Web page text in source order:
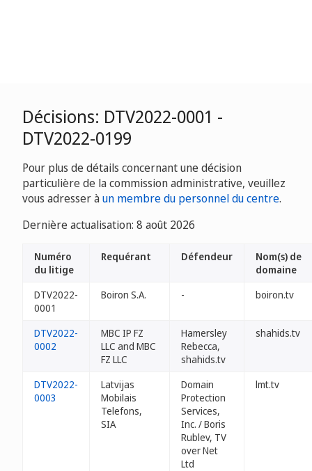
Décisions: DTV2022-0001 -
DTV2022-0199
Pour plus de détails concernant une décision
particulière de la commission administrative, veuillez
vous adresser àun membre du personnel du centre.
Dernière actualisation: 8 août 2026
Numéro
du litige
Requérant Défendeur
Nom(s) de
domaine
DTV2022-
0001
Boiron S.A. - boiron.tv
DTV2022-
0002
MBC IP FZ
LLC and MBC
FZ LLC
Hamersley
Rebecca,
shahids.tv
shahids.tv
DTV2022-
0003
Latvijas
Mobilais
Telefons,
SIA
Domain
Protection
Services,
Inc. / Boris
Rublev, TV
over Net
Ltd
lmt.tv